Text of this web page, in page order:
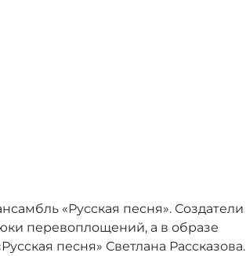
«Русская песня». Создатели
перевоплощений, а в образе
песня» Светлана Рассказова.